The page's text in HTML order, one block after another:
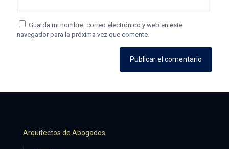
Guarda mi nombre, correo electrónico y web en este
navegador para la próxima vez que comente.
Arquitectos de Abogados